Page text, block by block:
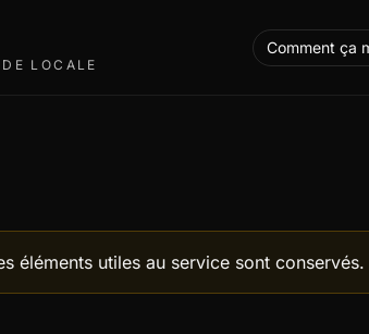
LOCALE
Comment ça
éléments utiles au service sont